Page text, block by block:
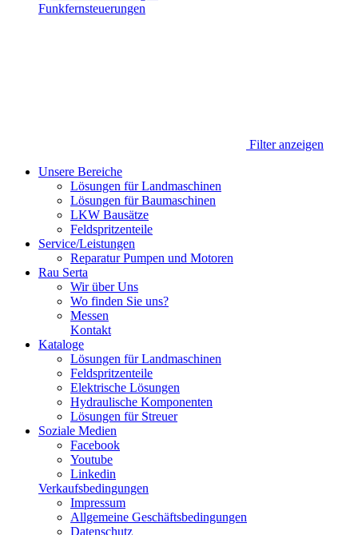
Funkfernsteuerungen
Filter anzeigen
Unsere Bereiche
Lösungen für Landmaschinen
Lösungen für Baumaschinen
LKW Bausätze
Feldspritzenteile
Service/Leistungen
Reparatur Pumpen und Motoren
Rau Serta
Wir über Uns
Wo finden Sie uns?
Messen
Kontakt
Kataloge
Lösungen für Landmaschinen
Feldspritzenteile
Elektrische Lösungen
Hydraulische Komponenten
Lösungen für Streuer
Soziale Medien
Facebook
Youtube
Linkedin
Verkaufsbedingungen
Impressum
Allgemeine Geschäftsbedingungen
Datenschutz